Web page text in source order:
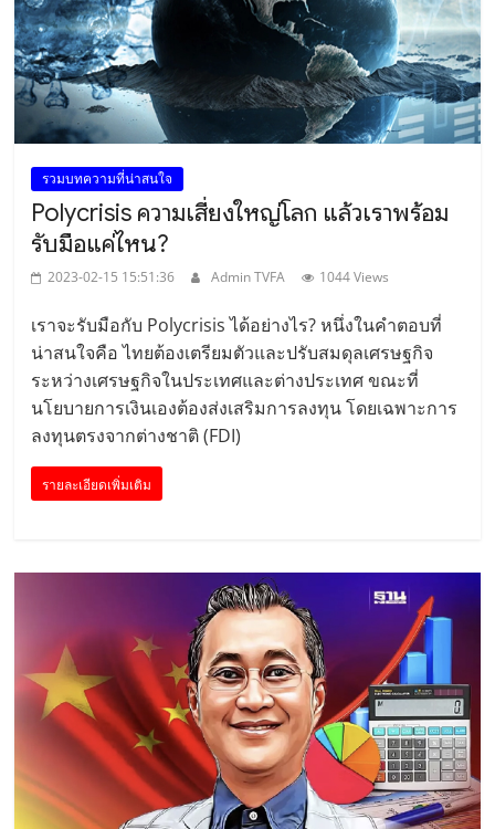
รวมบทความที่น่าสนใจ
Polycrisis ความเสี่ยงใหญ่โลก แล้วเราพร้อม
รับมือแค่ไหน?
2023-02-15 15:51:36 Admin TVFA 1044 Views
เราจะรับมือกับ Polycrisis ได้อย่างไร? หนึ่งในคำตอบที่
น่าสนใจคือ ไทยต้องเตรียมตัวและปรับสมดุลเศรษฐกิจ
ระหว่างเศรษฐกิจในประเทศและต่างประเทศ ขณะที่
นโยบายการเงินเองต้องส่งเสริมการลงทุน โดยเฉพาะการ
ลงทุนตรงจากต่างชาติ (FDI)
รายละเอียดเพิ่มเติม